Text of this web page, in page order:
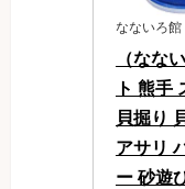
なないろ館
（なな
ト 熊手
貝掘り
アサリ
ー 砂遊